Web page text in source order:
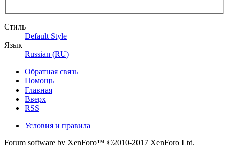
Стиль
Default Style
Язык
Russian (RU)
Обратная связь
Помощь
Главная
Вверх
RSS
Условия и правила
Forum software by XenForo™ ©2010-2017 XenForo Ltd.